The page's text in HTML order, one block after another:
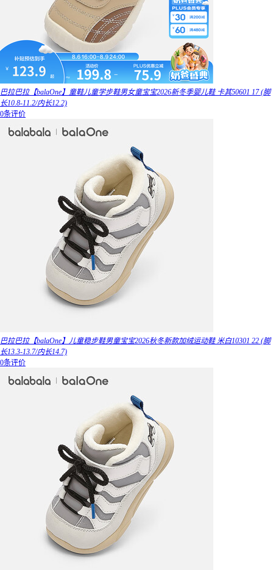
巴拉巴拉【balaOne】童鞋儿童学步鞋男女童宝宝2026新冬季婴儿鞋 卡其50601 17 (脚
长10.8-11.2/内长12.2)
0条评价
巴拉巴拉【balaOne】儿童稳步鞋男童宝宝2026秋冬新款加绒运动鞋 米白10301 22 (脚
长13.3-13.7/内长14.7)
0条评价